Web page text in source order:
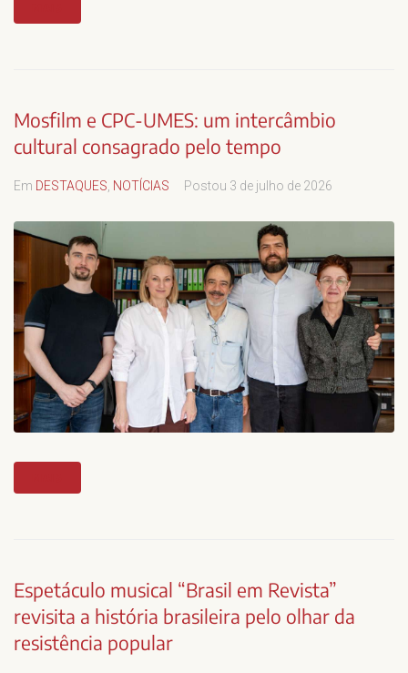
Mosfilm e CPC-UMES: um intercâmbio
cultural consagrado pelo tempo
Em DESTAQUES NOTÍCIAS Postou 3 de julho de 2026
Espetáculo musical “Brasil em Revista”
revisita a história brasileira pelo olhar da
resistência popular